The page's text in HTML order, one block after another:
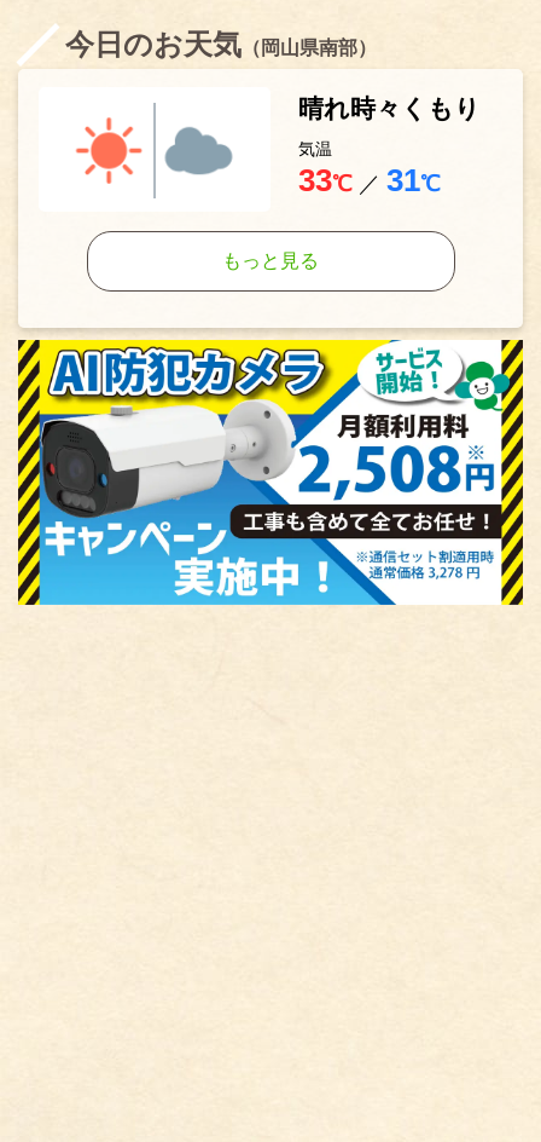
今日のお天気 （岡山県南部）
晴れ時々くもり
気温
33℃ ／ 31℃
もっと見る